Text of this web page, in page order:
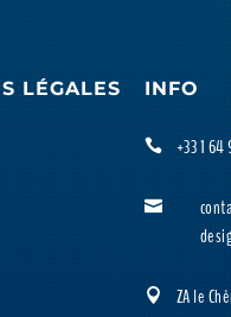
LÉGALES INFO
 +33 1


ZA le